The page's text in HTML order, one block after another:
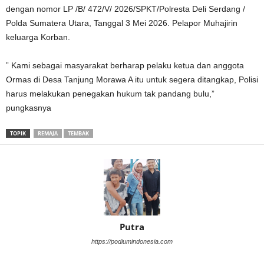
dengan nomor LP /B/ 472/V/ 2026/SPKT/Polresta Deli Serdang /
Polda Sumatera Utara, Tanggal 3 Mei 2026. Pelapor Muhajirin
keluarga Korban.
” Kami sebagai masyarakat berharap pelaku ketua dan anggota
Ormas di Desa Tanjung Morawa A itu untuk segera ditangkap, Polisi
harus melakukan penegakan hukum tak pandang bulu,”
pungkasnya
TOPIK REMAJA TEMBAK
Putra
https://podiumindonesia.com